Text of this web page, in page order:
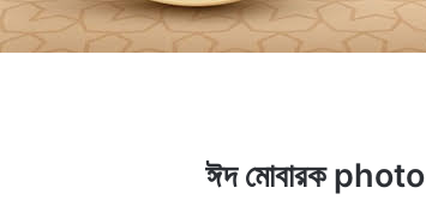
ঈদ মোবারক photo